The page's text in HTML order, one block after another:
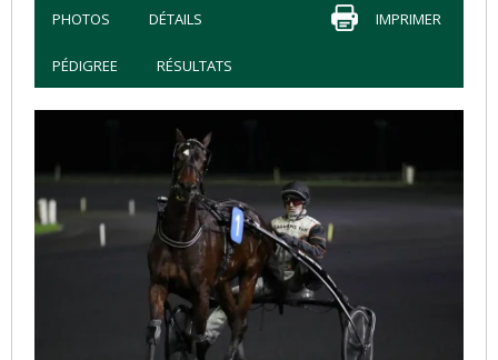
IMPRIMER
PHOTOS DÉTAILS
PÉDIGREE RÉSULTATS